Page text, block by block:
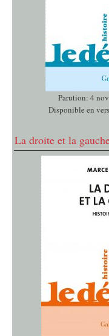
Parution: 4
Disponible en
La droite et la